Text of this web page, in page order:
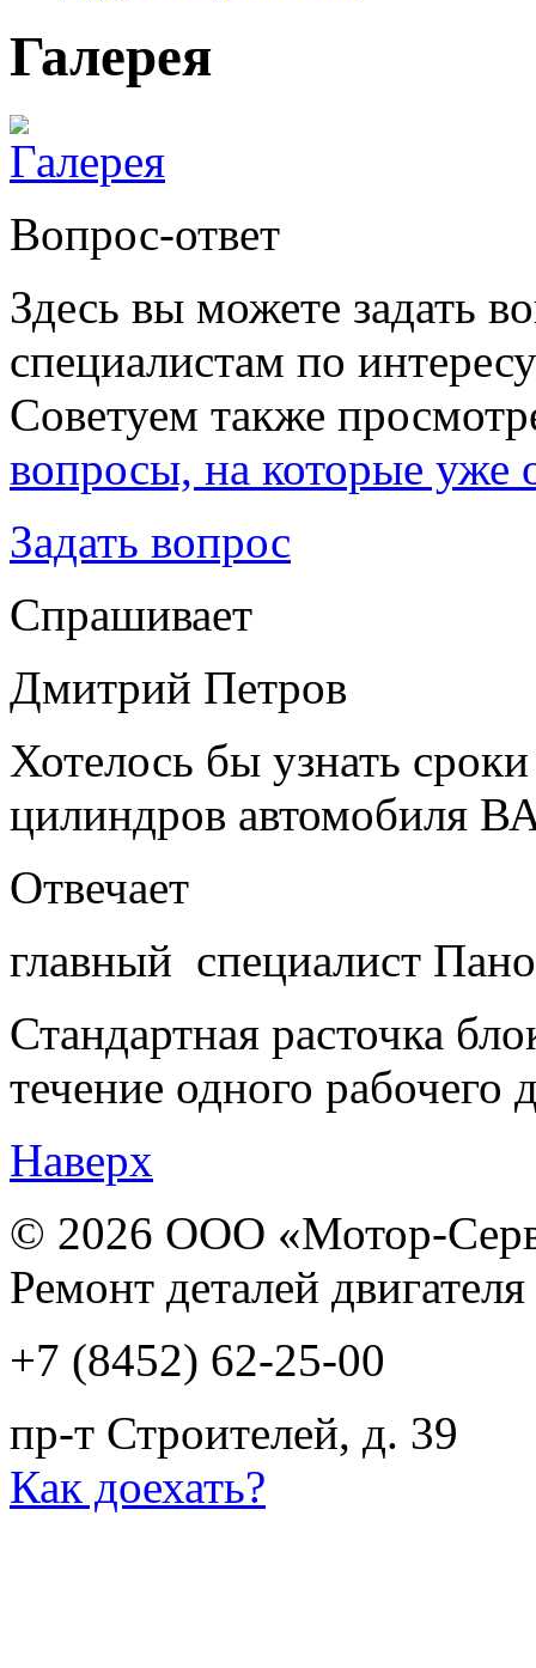
Галерея
Вопрос-ответ
Здесь вы можете задать
специалистам по
Советуем также
вопросы, на которые уже
Задать вопрос
Cпрашивает
Дмитрий Петров
Хотелось бы узнать
цилиндров автомобиля
Отвечает
главный специалист
Стандартная расточка
течение одного рабочего
Наверх
© 2026 ООО «Мотор-
Ремонт деталей двигателя
+7 (8452) 62-25-00
пр-т Строителей, д. 39
Как доехать?